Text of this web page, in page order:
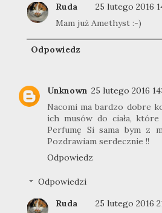
Ruda
25 lutego 2016
Mam już Amethyst :-)
Odpowiedz
Unknown 25 lutego 2016
Nacomi ma bardzo dobre
ich musów do ciała,
Perfumę Si sama bym z
Pozdrawiam serdecznie !!
Odpowiedz
Odpowiedzi
Ruda
25 lutego 2016